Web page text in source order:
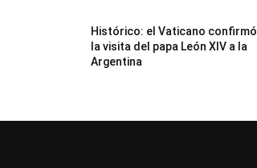
Histórico: el Vaticano confirmó
la visita del papa León XIV a la
Argentina